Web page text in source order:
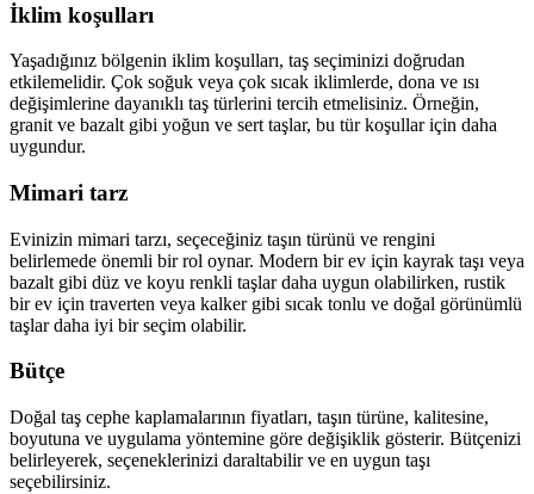
İklim koşulları
Yaşadığınız bölgenin iklim koşulları, taş seçiminizi doğrudan
etkilemelidir. Çok soğuk veya çok sıcak iklimlerde, dona ve ısı
değişimlerine dayanıklı taş türlerini tercih etmelisiniz. Örneğin,
granit ve bazalt gibi yoğun ve sert taşlar, bu tür koşullar için daha
uygundur.
Mimari tarz
Evinizin mimari tarzı, seçeceğiniz taşın türünü ve rengini
belirlemede önemli bir rol oynar. Modern bir ev için kayrak taşı veya
bazalt gibi düz ve koyu renkli taşlar daha uygun olabilirken, rustik
bir ev için traverten veya kalker gibi sıcak tonlu ve doğal görünümlü
taşlar daha iyi bir seçim olabilir.
Bütçe
Doğal taş cephe kaplamalarının fiyatları, taşın türüne, kalitesine,
boyutuna ve uygulama yöntemine göre değişiklik gösterir. Bütçenizi
belirleyerek, seçeneklerinizi daraltabilir ve en uygun taşı
seçebilirsiniz.